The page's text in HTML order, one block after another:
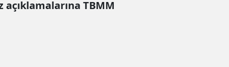
açıklamalarına TBMM